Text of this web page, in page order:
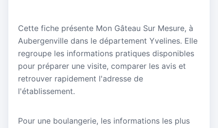
Cette fiche présente Mon Gâteau Sur Mesure, à
Aubergenville dans le département Yvelines. Elle
regroupe les informations pratiques disponibles
pour préparer une visite, comparer les avis et
retrouver rapidement l'adresse de
l'établissement.
Pour une boulangerie, les informations les plus